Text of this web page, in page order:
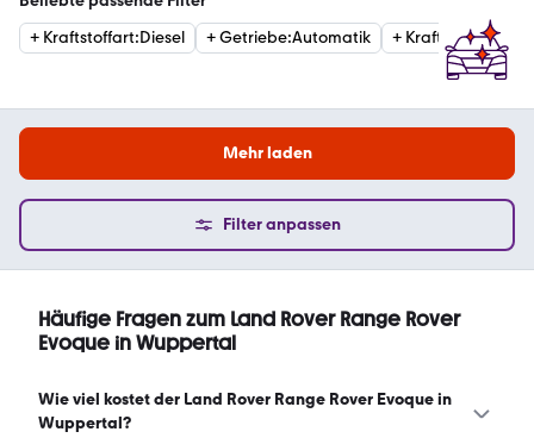
+ Kraftstoffart:Diesel +Getriebe:Automatik + Kraftstoffart:
Mehr laden
Filter anpassen
Häufige Fragen zum Land Rover Range Rover
Evoque in Wuppertal
Wie viel kostet der Land Rover Range Rover Evoque in
Wuppertal?